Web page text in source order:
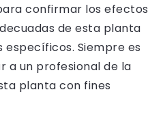
confirmar los efectos
de esta planta
Siempre es
a un profesional de la
planta con fines